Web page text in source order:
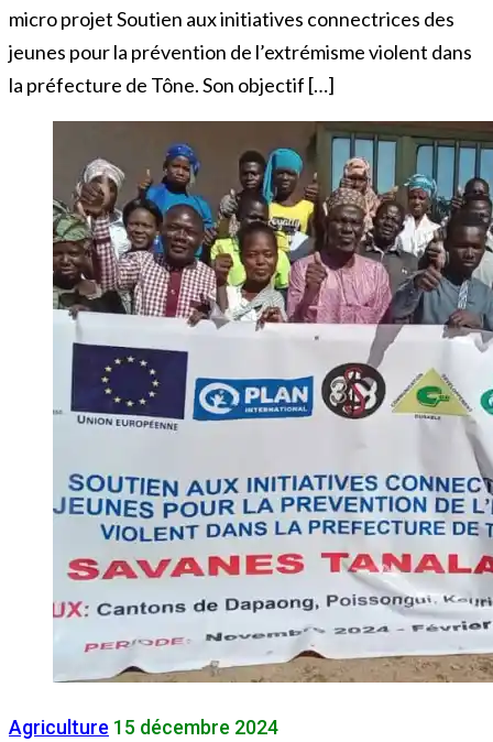
micro projet Soutien aux initiatives connectrices des
jeunes pour la prévention de l’extrémisme violent dans
la préfecture de Tône. Son objectif […]
Agriculture 15 décembre 2024